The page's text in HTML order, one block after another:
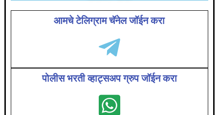
आमचे टेलिग्राम चॅनेल जॉईन करा
पोलीस भरती व्हाट्सअप ग्रुप जॉईन करा